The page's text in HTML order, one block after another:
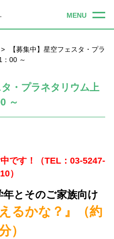
【募集中】星空フェスタ・プラ
00 ～
タ・プラネタリウム上
～
です！（TEL：03-5247-
）
年とそのご家族向け
るかな？ 』（約
）